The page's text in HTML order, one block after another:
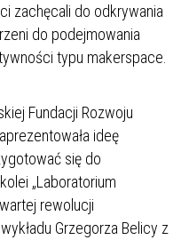
zachęcali do odkrywania
do podejmowania
typu makerspace.
Fundacji Rozwoju
ideę
się do
„Laboratorium
rewolucji
Grzegorza Belicy z